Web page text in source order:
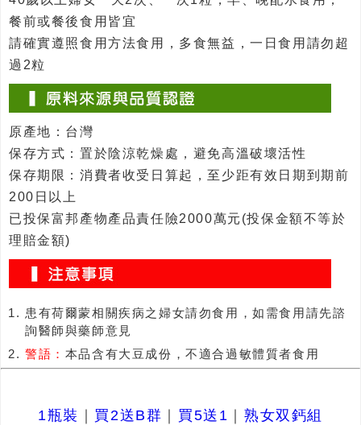
餐前或餐後食用皆宜
請確實遵照食用方法食用，多食無益，一日食用請勿超
過2粒
原產地：台灣
保存方式：置於陰涼乾燥處，避免高溫破壞活性
保存期限：消費者收受日算起，至少距有效日期到期前
200日以上
已投保富邦產物產品責任險2000萬元(投保金額不等於
理賠金額)
患有荷爾蒙相關疾病之婦女請勿食用，如需食用請先諮
詢醫師與藥師意見
警語： 本品含有大豆成份，不適合過敏體質者食用
1瓶裝 買2送B群 買5送1 ｜熟女双鈣組